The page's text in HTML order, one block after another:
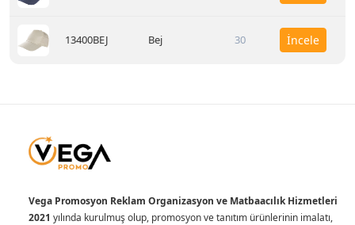
13400BEJ Bej 30 İncele
Vega Promosyon Reklam Organizasyon ve Matbaacılık Hizmetleri
2021 yılında kurulmuş olup, promosyon ve tanıtım ürünlerinin imalatı,